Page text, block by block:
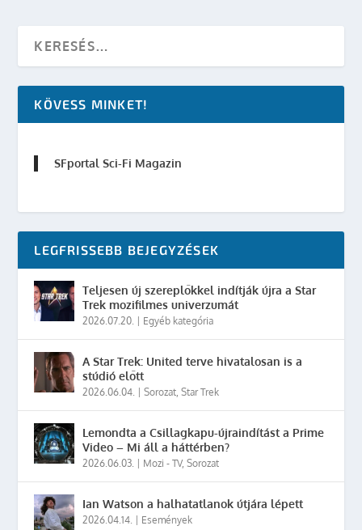
KÖVESS MINKET!
SFportal Sci-Fi Magazin
LEGFRISSEBB BEJEGYZÉSEK
Teljesen új szereplőkkel indítják újra a Star
Trek mozifilmes univerzumát
2026.07.20. Egyéb kategória
A Star Trek: United terve hivatalosan is a
stúdió előtt
2026.06.04. |Sorozat ,Star Trek
Lemondta a Csillagkapu-újraindítást a Prime
Video – Mi áll a háttérben?
2026.06.03. Mozi - TV,Sorozat
Ian Watson a halhatatlanok útjára lépett
2026.04.14. Események